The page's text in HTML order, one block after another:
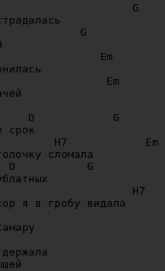
G
G
Em
Em
D            G
срок
H7            Em
сломала
D           G
H7
я в гробу видала